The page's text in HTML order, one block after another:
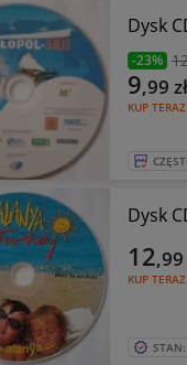
Dysk
-23%
KUP TERAZ
9,99 zł
Dysk
KUP TERAZ
12,99